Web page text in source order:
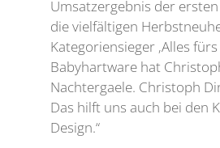
Umsatzergebnis der
die vielfältigen
Kategoriensieger ‚Alles
Babyhartware hat
Nachtergaele. Christoph
Das hilft uns auch bei den
Design.“